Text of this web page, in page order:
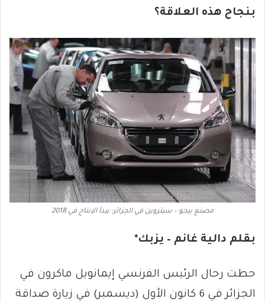
بنجاح هذه العلاقة؟
مصنع بيجو – سيتروين في الجزائر: يبدأ الإنتاج في 2018
بقلم دالية غانم – يزبك*
حطت رحال الرئيس الفرنسي إيمانويل ماكرون في
الجزائر في 6 كانون الأول (ديسمبر) في زيارة صداقة